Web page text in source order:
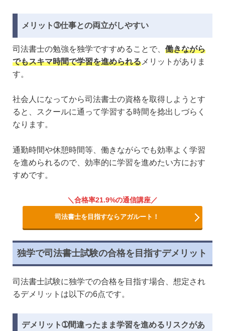
メリット➂仕事との両立がしやすい
司法書士の勉強を独学ですすめることで、 働きながら
でもスキマ時間で学習を進められる メリットがありま
す。
社会人になってから司法書士の資格を取得しようとす
ると、スクールに通って学習する時間を捻出しづらく
なります。
通勤時間や休憩時間等、働きながらでも効率よく学習
を進められるので、効率的に学習を進めたい方におす
すめです。
合格率21.9%の通信講座
司法書士を目指すならアガルート！
独学で司法書士試験の合格を目指すデメリット
司法書士試験に独学での合格を目指す場合、想定され
るデメリットは以下の6点です。
デメリット➀間違ったまま学習を進めるリスクがあ